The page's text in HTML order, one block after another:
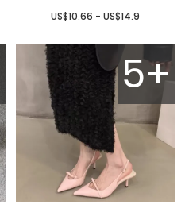
US$10.66 - US$14.9
5+